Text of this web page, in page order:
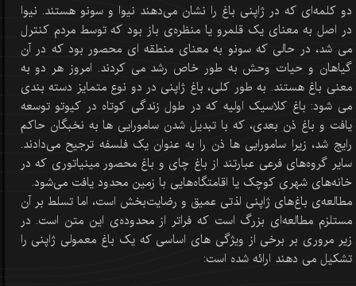
دو کلمه‌ای که در ژاپنی باغ را نشان می‌دهند نیوا و سونو هستند. نیوا
در اصل به معنای یک قلمرو یا منظره‌ی باز بود که توسط مردم کنترل
می شد، در حالی که سونو به معنای منطقه ای محصور بود که در آن
گیاهان و حیات وحش به طور خاص رشد می کردند. امروز هر دو به
معنی باغ هستند. به طور کلی، باغ ژاپنی در دو نوع متمایز دسته بندی
می شود: باغ کلاسیک اولیه که در طول زندگی کوتاه در کیوتو توسعه
یافت و باغ ذن بعدی، که با تبدیل شدن سامورایی ها به نخبگان حاکم
رایج شد، زیرا سامورایی ها ذن را به عنوان یک فلسفه ترجیح می‌دادند.
سایر گروه‌های فرعی عبارتند از باغ چای و باغ محصور مینیاتوری که در
خانه‌های شهری کوچک یا اقامتگاه‌هایی با زمین محدود یافت می‌شود.
مطالعه‌ی باغ‌های ژاپنی لذتی عمیق و رضایت‌بخش است، اما تسلط بر آن
مستلزم مطالعه‌ای بزرگ است که فراتر از محدوده‌ی این متن است. در
زیر مروری بر برخی از ویژگی های اساسی که یک باغ معمولی ژاپنی را
تشکیل می دهند ارائه شده است: